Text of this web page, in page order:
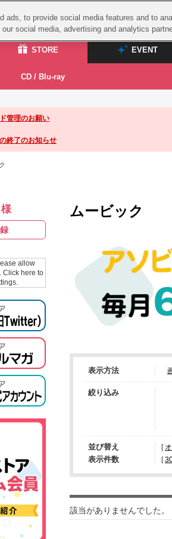
STORE EVENT
STORE
ASOBI STORE TOP
グッズ
CD / Blu-ray
CD / Blu-ray
ールズ
ブ！
イヴ
スサノオマジック
ドラゴンボール
ズ管理のお願い
終了のお知らせ
allow
Click here to
ムービック
表示方法
絞り込み
並び替え [
表示件数 [
該当がありませんでした。
ads, to provide social media features and to
social media, advertising and analytics